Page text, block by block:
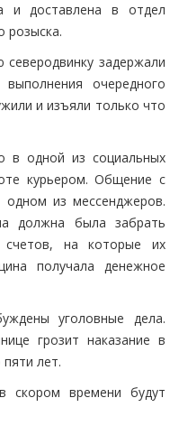
и доставлена в отдел
розыска.
задержали
очередного
и изъяли только что
в одной из социальных
курьером. Общение с
одном из мессенджеров.
должна была забрать
на которые их
получала денежное
уголовные дела.
грозит наказание в
лет.
скором времени будут